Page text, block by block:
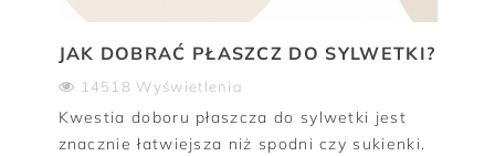
JAK DOBRAĆ PŁASZCZ DO SYLWETKI?
14518 Wyświetlenia
Kwestia doboru płaszcza do sylwetki jest
znacznie łatwiejsza niż spodni czy sukienki.